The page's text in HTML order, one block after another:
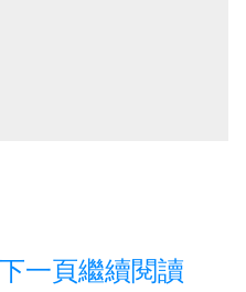
一頁繼續閱讀